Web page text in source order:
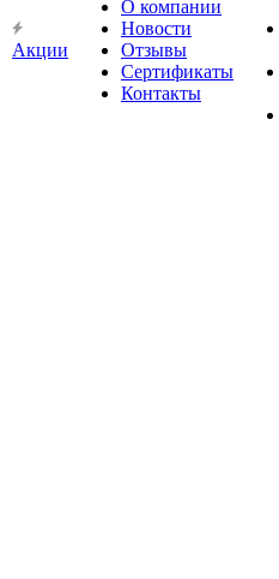
Акции
О компании
Новости
Отзывы
Сертификаты
Контакты